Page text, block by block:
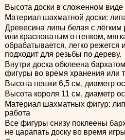
Высота доски в сложенном виде
Материал шахматной доски:
Древесина липы белая с лёгким
или красноватым оттенком,
обрабатывается, легко режется
подходит для резьбы по дереву.
Внутри доска обклеена
фигуры во время хранения или
Высота пешки 6,5 см, диаметр
Высота короля 11 см, диаметр
Материал шахматных фигур:
работа
Все фигуры снизу поклеены
не царапать доску во время